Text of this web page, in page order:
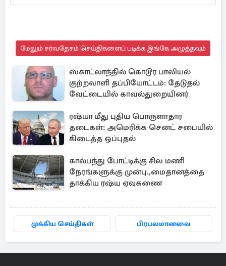
மேலும் சர்வதேசம் செய்திகளைப் படிக்க இங்கே அழுத்தவும்
ஸ்காட்லாந்தில் கொடூர பாலியல்
குற்றவாளி தப்பியோட்டம்: தேடுதல்
வேட்டையில் காவல்துறையினர்
ரஷ்யா மீது புதிய பொருளாதார
தடைகள்: அமெரிக்க செனட் சபையில்
கிடைத்த ஒப்புதல்
கால்பந்து போட்டிக்கு சில மணி
நேரங்களுக்கு முன்பு.,மைதானத்தை
தாக்கிய ரஷ்ய ஏவுகணை
முக்கிய செய்திகள் பிரபலமானவை